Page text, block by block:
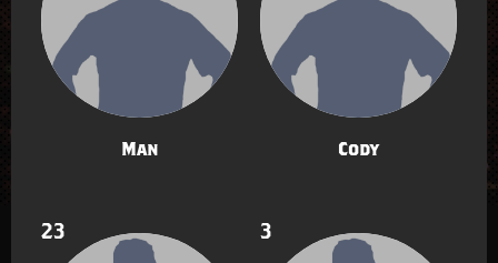
Man Cody
23 3